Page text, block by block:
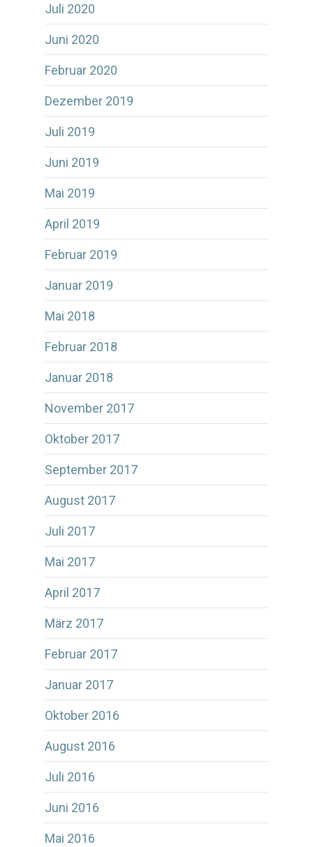
Juli 2020
Juni 2020
Februar 2020
Dezember 2019
Juli 2019
Juni 2019
Mai 2019
April 2019
Februar 2019
Januar 2019
Mai 2018
Februar 2018
Januar 2018
November 2017
Oktober 2017
September 2017
August 2017
Juli 2017
Mai 2017
April 2017
März 2017
Februar 2017
Januar 2017
Oktober 2016
August 2016
Juli 2016
Juni 2016
Mai 2016